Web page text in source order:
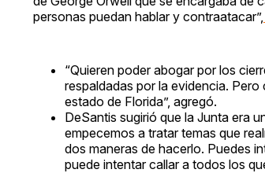
personas puedan hablar y contraatacar”,
“Quieren poder abogar por los
respaldadas por la evidencia.
estado de Florida”, agregó.
DeSantis sugirió que la Junta era
empecemos a tratar temas que
dos maneras de hacerlo. Puedes
puede intentar callar a todos los